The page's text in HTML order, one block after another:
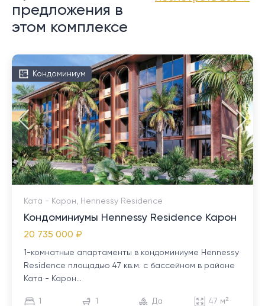
предложения в
этом комплексе
Кондоминиум
Ката - Карон, Hennessy Residence
Кондоминиумы Hennessy Residence Карон
20 735 000 ₽
1-комнатные апартаменты в кондоминиуме Hennessy
Residence площадью 47 кв.м. с бассейном в районе
Ката - Карон...
1 1 Да 47 м²